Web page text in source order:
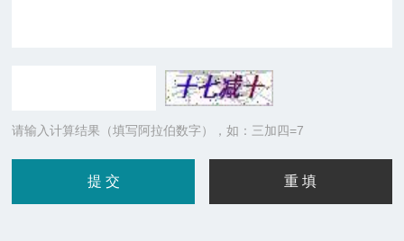
请输入计算结果（填写阿拉伯数字），如：三加四=7